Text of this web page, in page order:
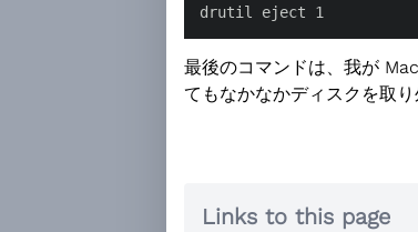
drutil eject 1
最後のコマンドは、我が
てもなかなかディスクを取
Links to this page